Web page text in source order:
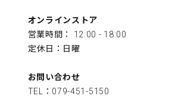
オンラインストア
営業時間： 12:00 - 18:00
定休日：日曜
お問い合わせ
TEL：079-451-5150